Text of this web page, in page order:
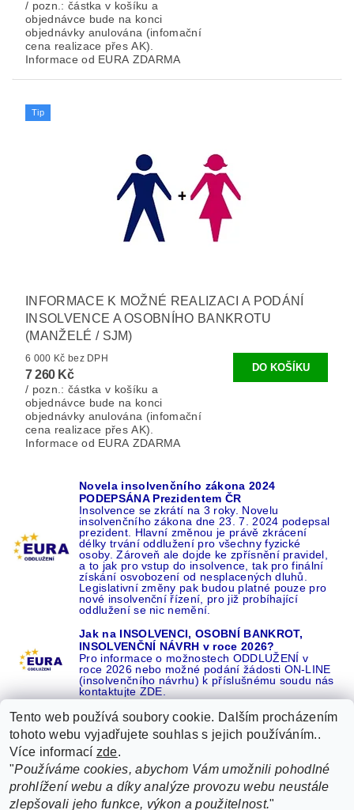
/ pozn.: částka v košíku a
objednávce bude na konci
objednávky anulována (infomační
cena realizace přes AK).
Informace od EURA ZDARMA
Tip
INFORMACE K MOŽNÉ REALIZACI A PODÁNÍ
INSOLVENCE A OSOBNÍHO BANKROTU
(MANŽELÉ / SJM)
6 000 Kč bez DPH
7 260 Kč
/ pozn.: částka v košíku a
objednávce bude na konci
objednávky anulována (infomační
cena realizace přes AK).
Informace od EURA ZDARMA
Novela insolvenčního zákona 2024
PODEPSÁNA Prezidentem ČR
Insolvence se zkrátí na 3 roky. Novelu
insolvenčního zákona dne 23. 7. 2024 podepsal
prezident. Hlavní změnou je právě zkrácení
délky trvání oddlužení pro všechny fyzické
osoby. Zároveň ale dojde ke zpřísnění pravidel,
a to jak pro vstup do insolvence, tak pro finální
získání osvobození od nesplacených dluhů.
Legislativní změny pak budou platné pouze pro
nové insolvenční řízení, pro již probíhající
oddlužení se nic nemění.
Jak na INSOLVENCI, OSOBNÍ BANKROT,
INSOLVENČNÍ NÁVRH v roce 2026?
Pro informace o možnostech ODDLUŽENÍ v
roce 2026 nebo možné podání žádosti ON-LINE
(insolvenčního návrhu) k příslušnému soudu nás
kontaktujte ZDE.
Recenze o NÁS na GOOGLE 16 let REFERENCÍ v celé ČR |
Recenze o NÁS na SEZNAMU |
ŽÁDEJTE život BEZ DLUHŮ nebo EXEKUCÍ ZDE
Tento web používá soubory cookie. Dalším procházením
tohoto webu vyjadřujete souhlas s jejich používáním..
Více informací zde.
"Používáme cookies, abychom Vám umožnili pohodlné
prohlížení webu a díky analýze provozu webu neustále
zlepšovali jeho funkce, výkon a použitelnost."